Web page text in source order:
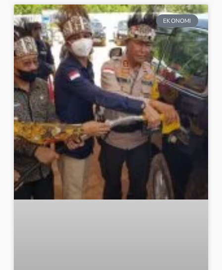
EKONOMI